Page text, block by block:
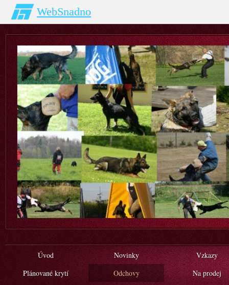
WebSnadno
Úvod Novinky
Vzkazy
Plánované krytí
Odchovy
Na prodej